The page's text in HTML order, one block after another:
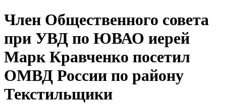
Член Общественного совета
при УВД по ЮВАО иерей
Марк Кравченко посетил
ОМВД России по району
Текстильщики